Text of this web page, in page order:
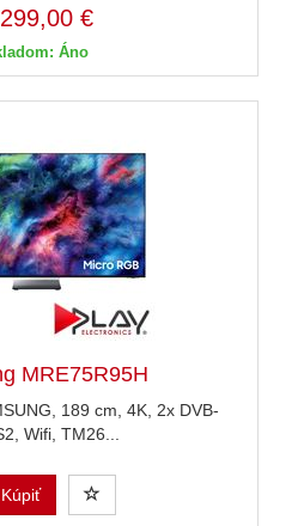
€
Áno
MRE75R95H
189 cm, 4K, 2x DVB-
Wifi, TM26...
Kúpiť